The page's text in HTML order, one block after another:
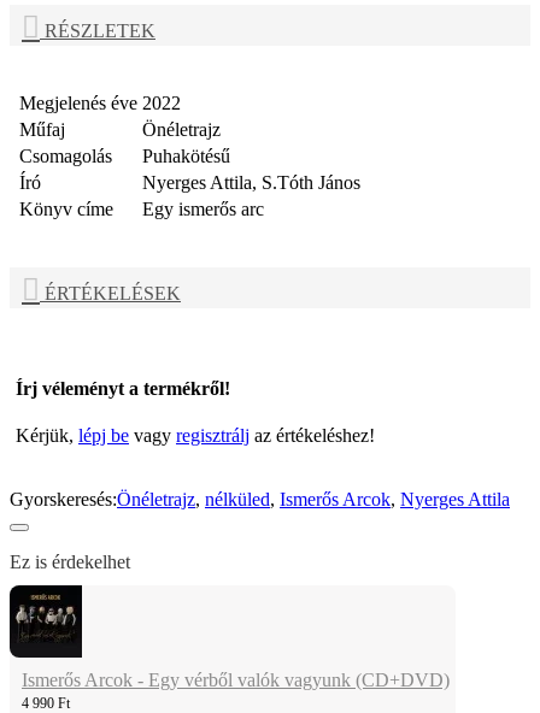
RÉSZLETEK
Megjelenés éve 2022
Műfaj
Önéletrajz
Csomagolás
Puhakötésű
Író
Nyerges Attila, S.Tóth János
Könyv címe
Egy ismerős arc
ÉRTÉKELÉSEK
Írj véleményt a termékről!
Kérjük, lépj be vagy regisztrálj az értékeléshez!
Gyorskeresés:Önéletrajz, nélküled, Ismerős Arcok, Nyerges Attila
Ez is érdekelhet
Ismerős Arcok - Egy vérből valók vagyunk (CD+DVD)
4 990 Ft